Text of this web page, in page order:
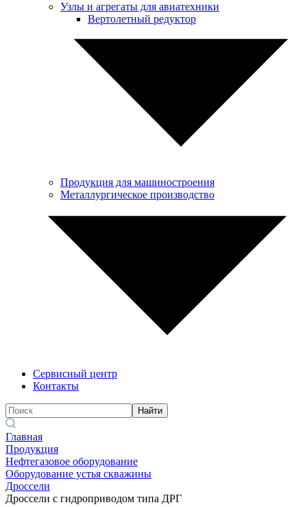
Узлы и агрегаты для авиатехники
Вертолетный редуктор
Продукция для машиностроения
Металлургическое производство
Сервисный центр
Контакты
Найти
Главная
Продукция
Нефтегазовое оборудование
Оборудование устья скважины
Дроссели
Дроссели с гидроприводом типа ДРГ